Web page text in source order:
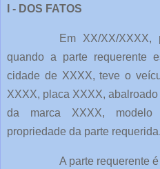
I - DOS FATOS
Em XX/XX/
quando a parte requerente
cidade de XXXX, teve o
XXXX, placa XXXX,
da marca XXXX,
propriedade da parte requerida.
A parte requerente